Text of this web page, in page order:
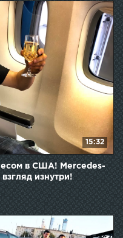
15:32
в США! Mercedes-
изнутри!